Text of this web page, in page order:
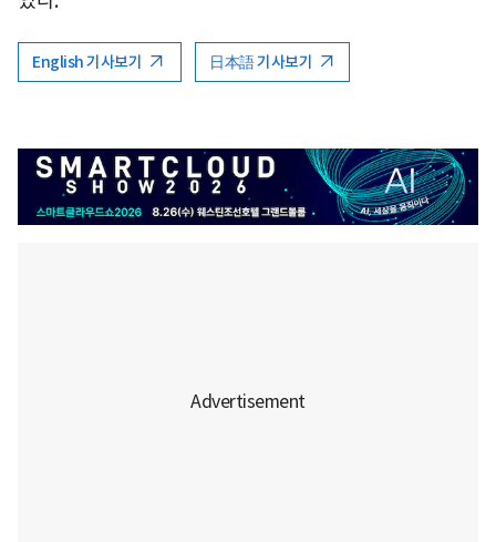
English 기사보기 日本語 기사보기